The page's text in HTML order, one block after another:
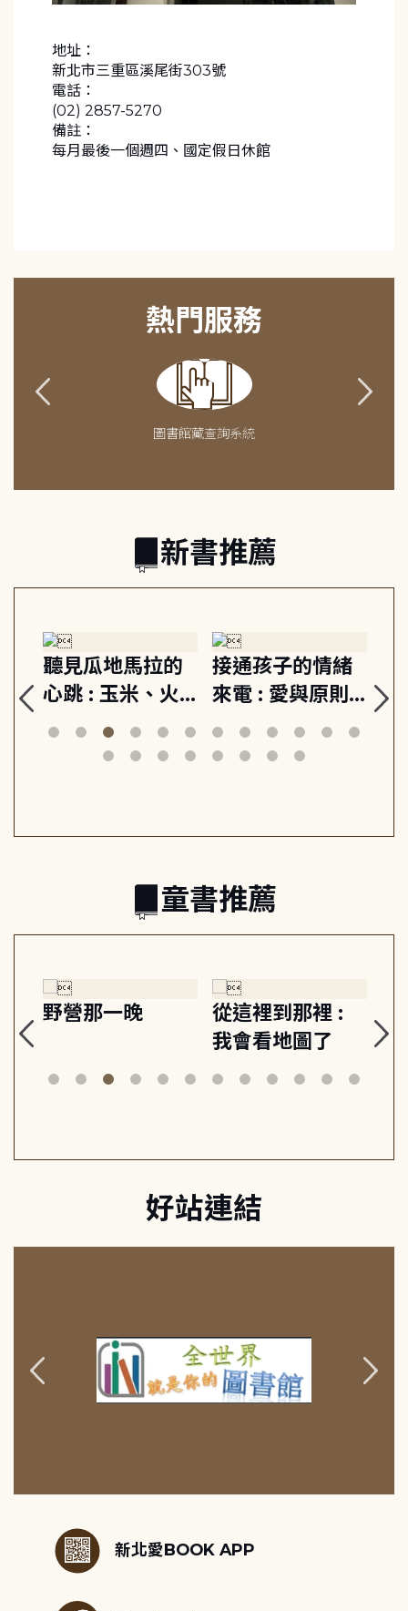
地址：
新北市三重區溪尾街303號
電話：
(02) 2857-5270
備註：
每月最後一個週四、國定假日休館
熱門服務
圖書館藏查詢系統
新書推薦
聽見瓜地馬拉的
心跳 : 玉米、火
山與信仰, 外交官
筆下的現代馬雅
接通孩子的情緒
來電 : 愛與原則,
建立教養的安定
節奏 22個行動練
關
童書推薦
野營那一晚
從這裡到那裡 :
我會看地圖了
美
好站連結
新北愛BOOK APP